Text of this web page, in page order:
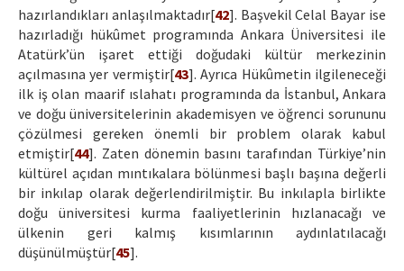
hazırlandıkları anlaşılmaktadır[42]. Başvekil Celal Bayar ise
hazırladığı hükûmet programında Ankara Üniversitesi ile
Atatürk’ün işaret ettiği doğudaki kültür merkezinin
açılmasına yer vermiştir[43]. Ayrıca Hükûmetin ilgileneceği
ilk iş olan maarif ıslahatı programında da İstanbul, Ankara
ve doğu üniversitelerinin akademisyen ve öğrenci sorununu
çözülmesi gereken önemli bir problem olarak kabul
etmiştir[44]. Zaten dönemin basını tarafından Türkiye’nin
kültürel açıdan mıntıkalara bölünmesi başlı başına değerli
bir inkılap olarak değerlendirilmiştir. Bu inkılapla birlikte
doğu üniversitesi kurma faaliyetlerinin hızlanacağı ve
ülkenin geri kalmış kısımlarının aydınlatılacağı
düşünülmüştür[45].